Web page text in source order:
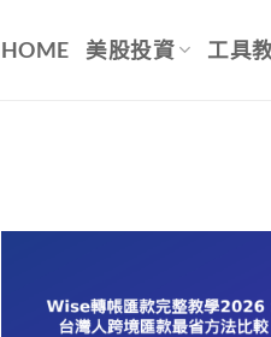
HOME 美股投資 工具